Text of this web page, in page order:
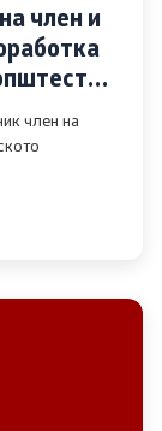
член и
член на